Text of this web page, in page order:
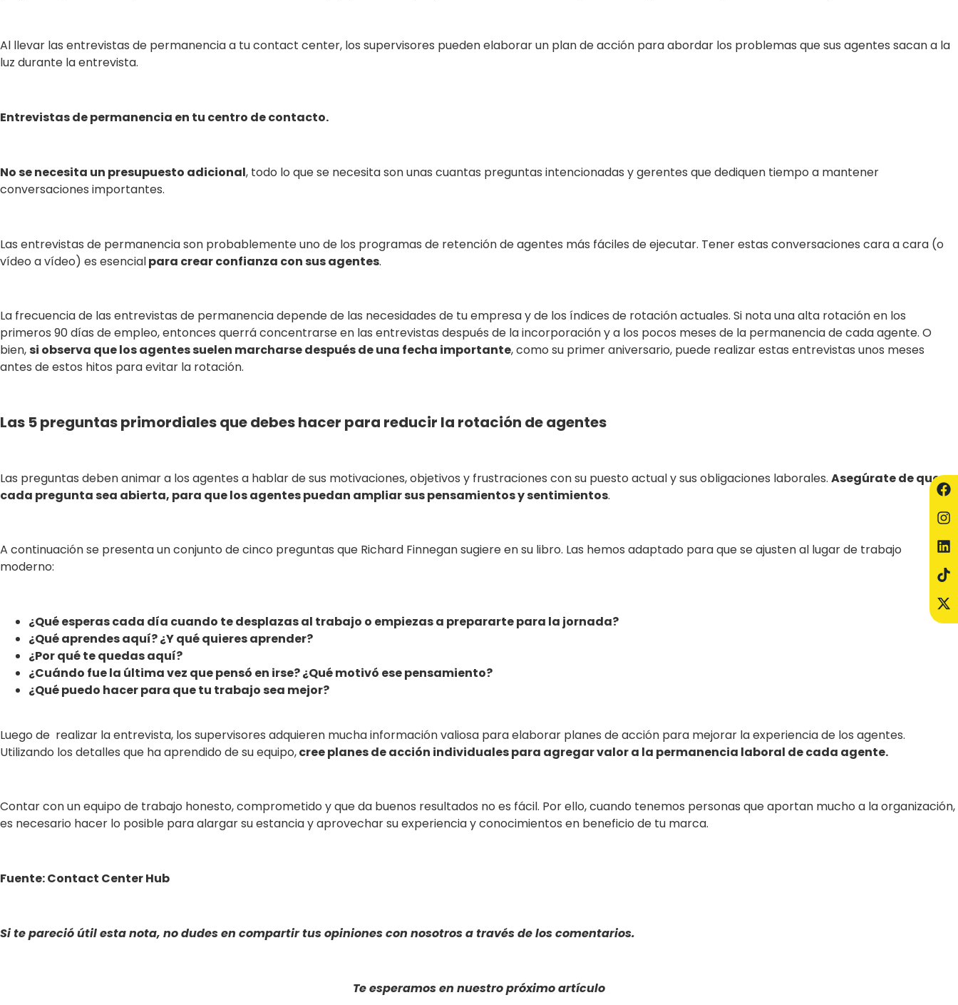
Al llevar las entrevistas de permanencia a tu contact center, los supervisores pueden elaborar un plan de acción para abordar los problemas que sus agentes sacan a la
luz durante la entrevista.
Entrevistas de permanencia en tu centro de contacto.
No se necesita un presupuesto adicional, todo lo que se necesita son unas cuantas preguntas intencionadas y gerentes que dediquen tiempo a mantener
conversaciones importantes.
Las entrevistas de permanencia son probablemente uno de los programas de retención de agentes más fáciles de ejecutar. Tener estas conversaciones cara a cara (o
vídeo a vídeo) es esencialpara crear confianza con sus agentes.
La frecuencia de las entrevistas de permanencia depende de las necesidades de tu empresa y de los índices de rotación actuales. Si nota una alta rotación en los
primeros 90 días de empleo, entonces querrá concentrarse en las entrevistas después de la incorporación y a los pocos meses de la permanencia de cada agente. O
bien,si observa que los agentes suelen marcharse después de una fecha importante, como su primer aniversario, puede realizar estas entrevistas unos meses
antes de estos hitos para evitar la rotación.
Las 5 preguntas primordiales que debes hacer para reducir la rotación de agentes
Las preguntas deben animar a los agentes a hablar de sus motivaciones, objetivos y frustraciones con su puesto actual y sus obligaciones laborales. Asegúrate de que
cada pregunta sea abierta, para que los agentes puedan ampliar sus pensamientos y sentimientos.
A continuación se presenta un conjunto de cinco preguntas que Richard Finnegan sugiere en su libro. Las hemos adaptado para que se ajusten al lugar de trabajo
moderno:
¿Qué esperas cada día cuando te desplazas al trabajo o empiezas a prepararte para la jornada?
¿Qué aprendes aquí? ¿Y qué quieres aprender?
¿Por qué te quedas aquí?
¿Cuándo fue la última vez que pensó en irse? ¿Qué motivó ese pensamiento?
¿Qué puedo hacer para que tu trabajo sea mejor?
Luego de realizar la entrevista, los supervisores adquieren mucha información valiosa para elaborar planes de acción para mejorar la experiencia de los agentes.
Utilizando los detalles que ha aprendido de su equipo,cree planes de acción individuales para agregar valor a la permanencia laboral de cada agente.
Contar con un equipo de trabajo honesto, comprometido y que da buenos resultados no es fácil. Por ello, cuando tenemos personas que aportan mucho a la organización,
es necesario hacer lo posible para alargar su estancia y aprovechar su experiencia y conocimientos en beneficio de tu marca.
Fuente: Contact Center Hub
Si te pareció útil esta nota, no dudes en compartir tus opiniones con nosotros a través de los comentarios.
Te esperamos en nuestro próximo artículo